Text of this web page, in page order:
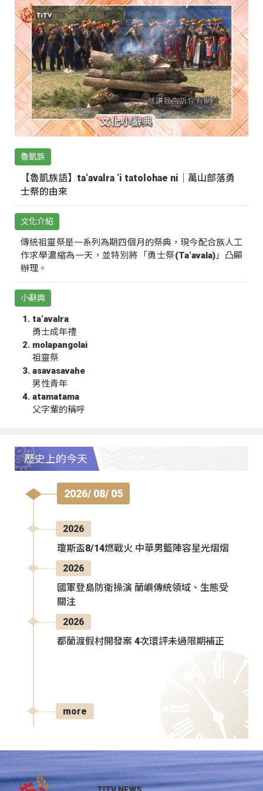
魯凱族
【魯凱族語】ta‘avalra ‘i tatolohae ni｜萬山部落勇
士祭的由來
文化介紹
傳統祖靈祭是一系列為期四個月的祭典，現今配合族人工
作求學濃縮為一天，並特別將「勇士祭(Ta‘avala)」凸顯
辦理。
小辭典
ta‘avalra
勇士成年禮
molapangolai
祖靈祭
asavasavahe
男性青年
atamatama
父字輩的稱呼
歷史上的今天
2026/ 08/ 05
2026
瓊斯盃8/14燃戰火 中華男籃陣容星光熠熠
2026
國軍登島防衛操演 蘭嶼傳統領域、生態受
關注
2026
都蘭渡假村開發案 4次環評未過限期補正
more